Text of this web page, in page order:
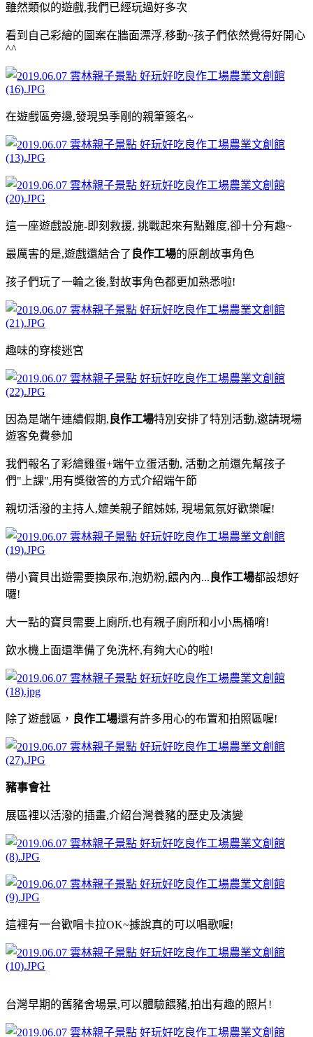
雖然類似的遊戲,我們已經玩過好多次
看到自己彩繪的圖案在牆面漂浮,移動~孩子們依然覺得好開心
^^
在遊戲區旁邊,發現吳季剛的親筆簽名~
這一座遊戲設施-即刻救援, 挑戰起來有點難度,卻十分有趣~
最厲害的是,遊戲還結合了 良作工場的原創故事角色
孩子們玩了一輪之後,對故事角色都更加熟悉啦!
趣味的穿梭迷宮
因為是端午連續假期, 良作工場特別安排了特別活動,邀請現場
遊客免費參加
我們報名了彩繪雞蛋+端午立蛋活動, 活動之前還先幫孩子
們"上課",用有獎徵答的方式介紹端午節
親切活潑的主持人,媲美親子館姊姊, 現場氣氛好歡樂喔!
帶小寶貝出遊需要換尿布,泡奶粉,餵內內... 良作工場都設想好
囉!
大一點的寶貝需要上廁所,也有親子廁所和小小馬桶唷!
飲水機上面還準備了免洗杯,有夠大心的啦!
除了遊戲區， 良作工場還有許多用心的布置和拍照區喔!
豬事會社
展區裡以活潑的插畫,介紹台灣養豬的歷史及演變
這裡有一台歡唱卡拉OK~據說真的可以唱歌喔!
台灣早期的舊豬舍場景,可以體驗餵豬,拍出有趣的照片!